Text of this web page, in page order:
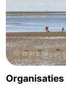
-
Boot
Waddenhoppen
-
Parkeren
Reisboekenwinkel
Organisaties